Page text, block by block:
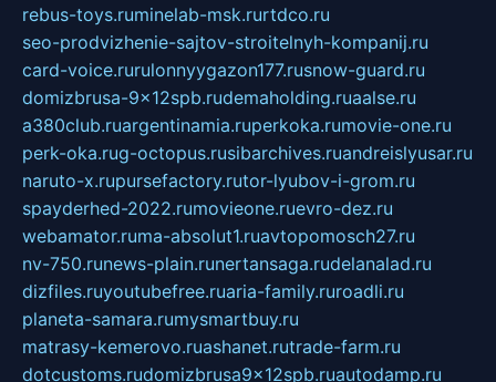
rebus-toys.ruminelab-msk.rurtdco.ru
seo-prodvizhenie-sajtov-stroitelnyh-kompanij.ru
card-voice.rurulonnyygazon177.rusnow-guard.ru
domizbrusa-9x12spb.rudemaholding.ruaalse.ru
a380club.ruargentinamia.ruperkoka.rumovie-one.ru
perk-oka.rug-octopus.rusibarchives.ruandreislyusar.ru
naruto-x.rupursefactory.rutor-lyubov-i-grom.ru
spayderhed-2022.rumovieone.ruevro-dez.ru
webamator.ruma-absolut1.ruavtopomosch27.ru
nv-750.runews-plain.runertansaga.rudelanalad.ru
dizfiles.ruyoutubefree.ruaria-family.ruroadli.ru
planeta-samara.rumysmartbuy.ru
matrasy-kemerovo.ruashanet.rutrade-farm.ru
dotcustoms.rudomizbrusa9x12spb.ruautodamp.ru